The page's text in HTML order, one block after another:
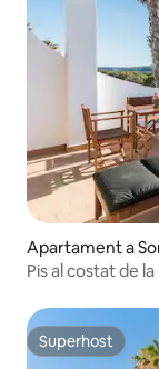
Apartament a
Pis al costat de
Superhost
Superhost